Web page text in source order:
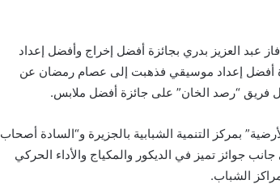
عبد العزيز بدري بجائزة أفضل إخراج وأفضل إعداد
أفضل إعداد موسيقي فذهبت إلى عصام رمضان عن
فريق “رصد الخان” على جائزة أفضل ملابس.
بمركز التنمية الشبابية بالجزيرة و“السادة أصحاب
جوائز تميز في الديكور والمكياج والأداء الحركي
الشباب.